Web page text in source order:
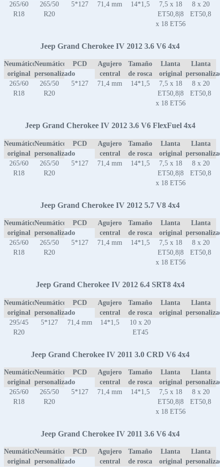
265/60
R18
265/50
R20
5*127 71,4 mm 14*1,5
7,5 x 18
ET50,8|8
x 18 ET56
8 x 20
ET50,8
Jeep Grand Cherokee IV 2012 3.6 V6 4x4
Neumático
original
Neumático
personalizado
PCD
Agujero
central
Tamaño
de rosca
Llanta
original
Llanta
265/60
R18
265/50
R20
5*127 71,4 mm 14*1,5
7,5 x 18
ET50,8|8
x 18 ET56
8 x 20
ET50,8
Jeep Grand Cherokee IV 2012 3.6 V6 FlexFuel 4x4
Neumático
original
Neumático
personalizado
PCD
Agujero
central
Tamaño
de rosca
Llanta
original
Llanta
265/60
R18
265/50
R20
5*127 71,4 mm 14*1,5
7,5 x 18
ET50,8|8
x 18 ET56
8 x 20
ET50,8
Jeep Grand Cherokee IV 2012 5.7 V8 4x4
Neumático
original
Neumático
personalizado
PCD
Agujero
central
Tamaño
de rosca
Llanta
original
Llanta
265/60
R18
265/50
R20
5*127 71,4 mm 14*1,5
7,5 x 18
ET50,8|8
x 18 ET56
8 x 20
ET50,8
Jeep Grand Cherokee IV 2012 6.4 SRT8 4x4
Neumático
original
Neumático
personalizado
PCD
Agujero
central
Tamaño
de rosca
Llanta
original
Llanta
295/45
R20
5*127 71,4 mm 14*1,5
10 x 20
ET45
Jeep Grand Cherokee IV 2011 3.0 CRD V6 4x4
Neumático
original
Neumático
personalizado
PCD
Agujero
central
Tamaño
de rosca
Llanta
original
Llanta
265/60
R18
265/50
R20
5*127 71,4 mm 14*1,5
7,5 x 18
ET50,8|8
x 18 ET56
8 x 20
ET50,8
Jeep Grand Cherokee IV 2011 3.6 V6 4x4
Neumático
original
Neumático
personalizado
PCD
Agujero
central
Tamaño
de rosca
Llanta
original
Llanta